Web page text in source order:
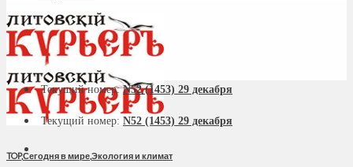
Текущий номер:N52 (1453) 29 декабря
Текущий номер: N52 (1453) 29 декабря
TOP,Сегодня в мире,Экология и климат